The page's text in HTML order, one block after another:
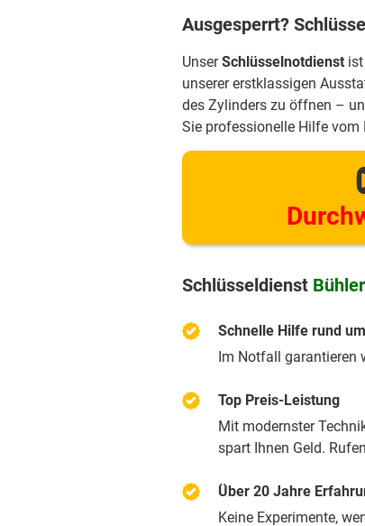
Ausgesperrt?
UnserSchlüsselnotdienst
unserer erstklassigen
des Zylinders zu öffnen –
Sie professionelle Hilfe vom
Schlüsseldienst Bühler
Schnelle Hilfe rund
Im Notfall garantieren
Top Preis-Leistung
Mit modernster
spart Ihnen Geld.
Über 20 Jahre
Keine Experimente,